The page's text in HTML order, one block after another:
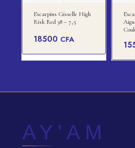
Escarpins Gisselle High
Risk Red 38 – 7,5
18500 CFA